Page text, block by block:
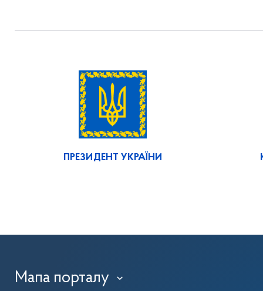
ПРЕЗИДЕНТ УКРАЇНИ
Мапа порталу ›